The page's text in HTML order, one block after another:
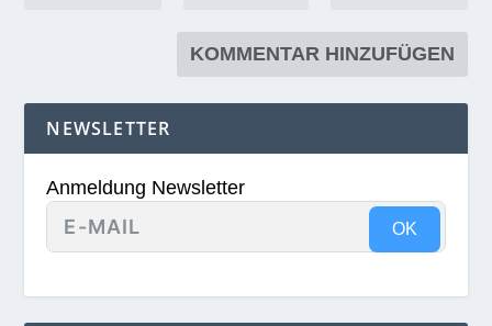
NEWSLETTER
Anmeldung Newsletter
OK